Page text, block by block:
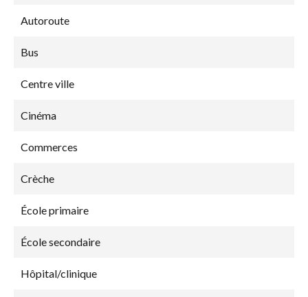
Autoroute
Bus
Centre ville
Cinéma
Commerces
Crèche
École primaire
École secondaire
Hôpital/clinique